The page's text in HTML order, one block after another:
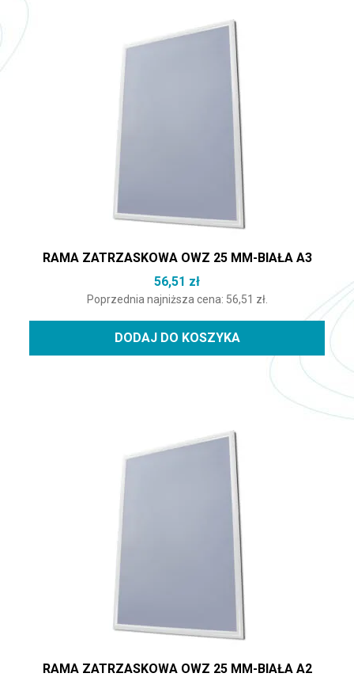
RAMA ZATRZASKOWA OWZ 25 MM-BIAŁA A3
56,51 zł
Poprzednia najniższa cena: 56,51 zł.
DODAJ DO KOSZYKA
RAMA ZATRZASKOWA OWZ 25 MM-BIAŁA A2